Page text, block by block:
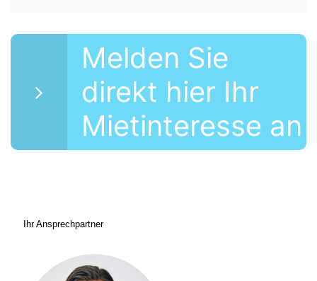
Melden Sie
direkt hier Ihr
Mietinteresse an
Ihr Ansprechpartner